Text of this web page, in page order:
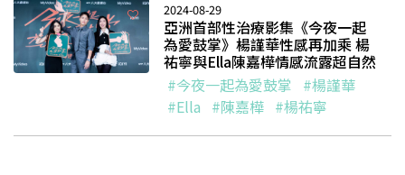
2024-08-29
亞洲首部性治療影集《今夜一起
為愛鼓掌》楊謹華性感再加乘 楊
祐寧與Ella陳嘉樺情感流露超自然
#今夜一起為愛鼓掌 #楊謹華
#Ella #陳嘉樺 #楊祐寧